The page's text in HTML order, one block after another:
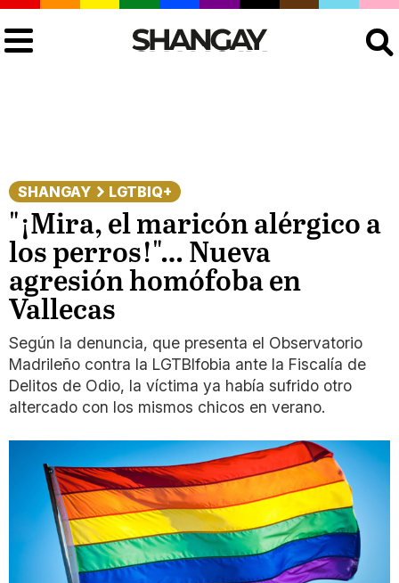
SHANGAY LGTBIQ+
"¡Mira, el maricón alérgico a
los perros!"… Nueva
agresión homófoba en
Vallecas
Según la denuncia, que presenta el Observatorio
Madrileño contra la LGTBIfobia ante la Fiscalía de
Delitos de Odio, la víctima ya había sufrido otro
altercado con los mismos chicos en verano.